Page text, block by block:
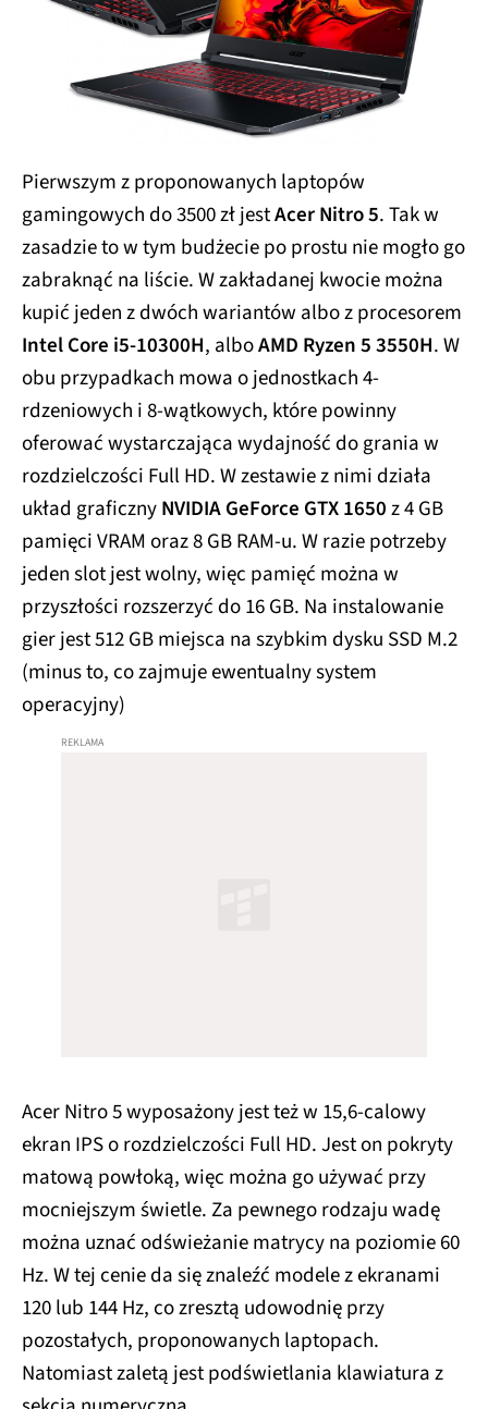
Pierwszym z proponowanych laptopów
gamingowych do 3500 zł jestAcer Nitro 5. Tak w
zasadzie to w tym budżecie po prostu nie mogło go
zabraknąć na liście. W zakładanej kwocie można
kupić jeden z dwóch wariantów albo z procesorem
Intel Core i5-10300H, alboAMD Ryzen 5 3550H. W
obu przypadkach mowa o jednostkach 4-
rdzeniowych i 8-wątkowych, które powinny
oferować wystarczająca wydajność do grania w
rozdzielczości Full HD. W zestawie z nimi działa
układ graficznyNVIDIA GeForce GTX 1650z 4 GB
pamięci VRAM oraz 8 GB RAM-u. W razie potrzeby
jeden slot jest wolny, więc pamięć można w
przyszłości rozszerzyć do 16 GB. Na instalowanie
gier jest 512 GB miejsca na szybkim dysku SSD M.2
(minus to, co zajmuje ewentualny system
operacyjny)
Acer Nitro 5 wyposażony jest też w 15,6-calowy
ekran IPS o rozdzielczości Full HD. Jest on pokryty
matową powłoką, więc można go używać przy
mocniejszym świetle. Za pewnego rodzaju wadę
można uznać odświeżanie matrycy na poziomie 60
Hz. W tej cenie da się znaleźć modele z ekranami
120 lub 144 Hz, co zresztą udowodnię przy
pozostałych, proponowanych laptopach.
Natomiast zaletą jest podświetlania klawiatura z